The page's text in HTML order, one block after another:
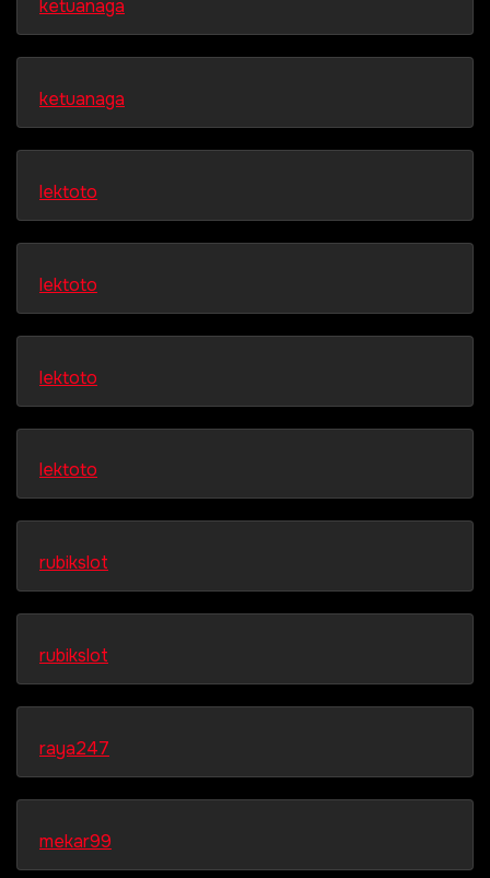
ketuanaga
ketuanaga
lektoto
lektoto
lektoto
lektoto
rubikslot
rubikslot
raya247
mekar99